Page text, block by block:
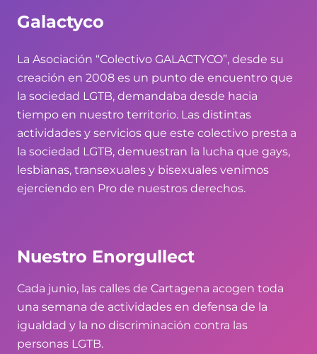
Galactyco
La Asociación “Colectivo GALACTYCO”, desde su
creación en 2008 es un punto de encuentro que
la sociedad LGTB, demandaba desde hacia
tiempo en nuestro territorio. Las distintas
actividades y servicios que este colectivo presta a
la sociedad LGTB, demuestran la lucha que gays,
lesbianas, transexuales y bisexuales venimos
ejerciendo en Pro de nuestros derechos.
Nuestro Enorgullect
Cada junio, las calles de Cartagena acogen toda
una semana de actividades en defensa de la
igualdad y la no discriminación contra las
personas LGTB.